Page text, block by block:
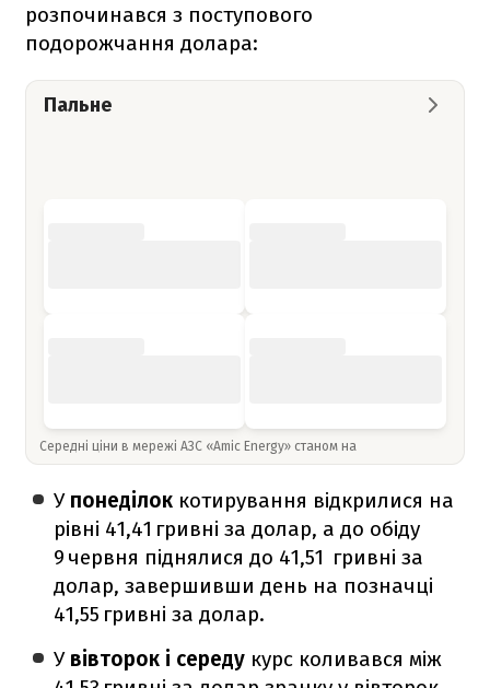
розпочинався з поступового
подорожчання долара:
Пальне
Середні ціни в мережі АЗС «Amic Energy» станом на
У понеділок котирування відкрилися на
рівні 41,41 гривні за долар, а до обіду
9 червня піднялися до 41,51 гривні за
долар, завершивши день на позначці
41,55 гривні за долар.
У вівторок і середу курс коливався між